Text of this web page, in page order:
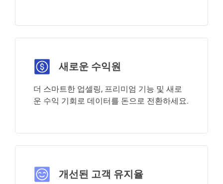
새로운 수익원
더 스마트한 업셀링, 프리미엄 기능 및 새로
운 수익 기회로 데이터를 돈으로 전환하세요.
개선된 고객 유지율